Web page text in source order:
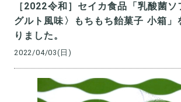
［2022令和］セイカ食品「乳酸菌
グルト風味〉もちもち飴菓子 小箱」
りました。
2022/04/03(日)